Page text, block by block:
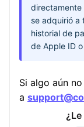
directamente
se adquirió a
historial de
de Apple ID
Si algo aún
a